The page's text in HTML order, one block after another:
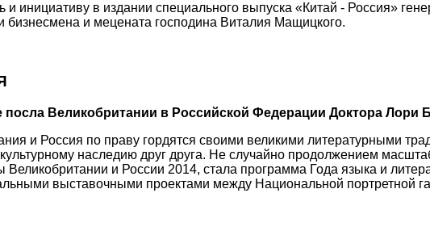
и инициативу в издании специального выпуска «Китай - Россия»
бизнесмена и мецената господина Виталия Мащицкого.
Великобритании в Российской Федерации Доктора Лори
и Россия по праву гордятся своими великими литературными
культурному наследию друг друга. Не случайно продолжением
Великобритании и России 2014, стала программа Года языка и
выставочными проектами между Национальной портретной